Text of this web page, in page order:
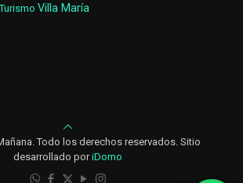
Turismo Villa María
Todo los derechos reservados. Sitio
desarrollado poriDomo